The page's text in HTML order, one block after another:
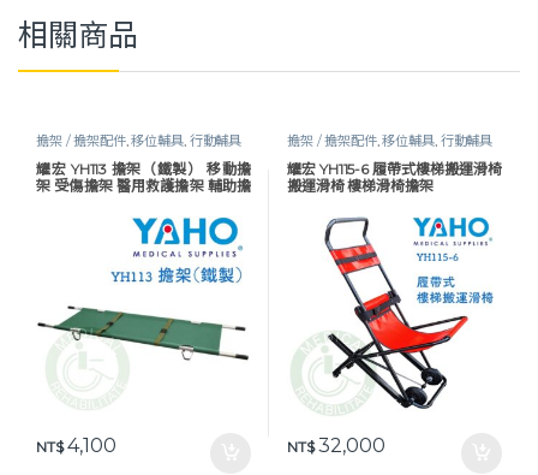
相關商品
擔架 / 擔架配件,移位輔具, 行動輔具
耀宏 YH113 擔架（鐵製） 移動擔
架 受傷擔架 醫用救護擔架 輔助擔
NT$4,100
擔架 / 擔架配件,移位輔具, 行動輔具
耀宏 YH115-6 履帶式樓梯搬運滑椅
搬運滑椅 樓梯滑椅擔架
NT$32,000